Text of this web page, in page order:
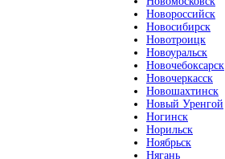
Новороссийск
Новосибирск
Новотроицк
Новоуральск
Новочебоксарск
Новочеркасск
Новошахтинск
Новый Уренгой
Ногинск
Норильск
Ноябрьск
Нягань